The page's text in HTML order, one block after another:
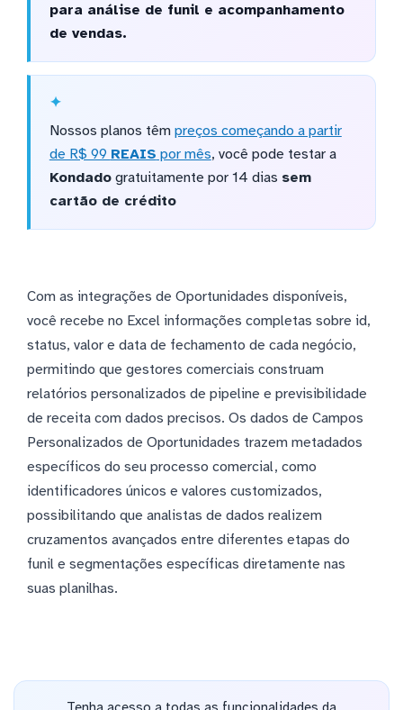
para análise de funil e acompanhamento
de vendas.
Nossos planos têm preços começando a partir
de R$ 99 REAIS por mês, você pode testar a
Kondadogratuitamente por 14 dias sem
cartão de crédito
Com as integrações de Oportunidades disponíveis,
você recebe no Excel informações completas sobre id,
status, valor e data de fechamento de cada negócio,
permitindo que gestores comerciais construam
relatórios personalizados de pipeline e previsibilidade
de receita com dados precisos. Os dados de Campos
Personalizados de Oportunidades trazem metadados
específicos do seu processo comercial, como
identificadores únicos e valores customizados,
possibilitando que analistas de dados realizem
cruzamentos avançados entre diferentes etapas do
funil e segmentações específicas diretamente nas
suas planilhas.